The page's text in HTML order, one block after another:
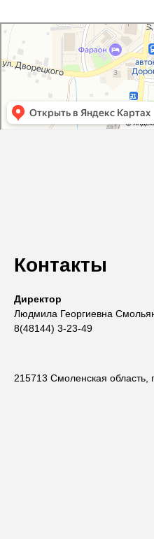
Контакты
Директор
Людмила Георгиевна
8(48144) 3-23-49
215713 Смоленская область,
Дорогобужский дом детского
Дом культуры в Дорогобуже
Дополнительное образование в